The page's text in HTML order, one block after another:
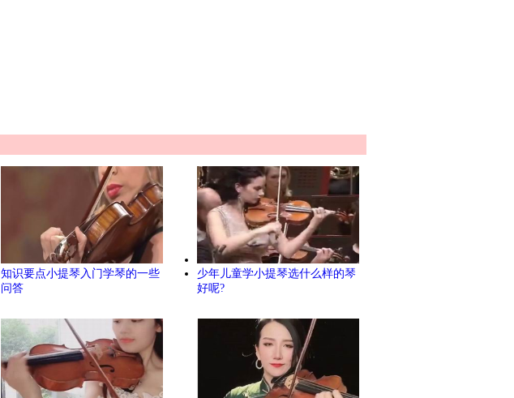
知识要点小提琴入门学琴的一些
问答
少年儿童学小提琴选什么样的琴
好呢?